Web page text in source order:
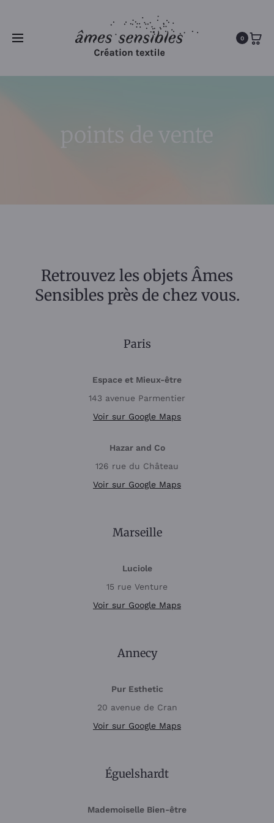
0
points de vente
Retrouvez les objets Âmes
Sensibles près de chez vous.
Paris
Espace et Mieux-être
143 avenue Parmentier
Voir sur Google Maps
Hazar and Co
126 rue du Château
Voir sur Google Maps
Marseille
Luciole
15 rue Venture
Voir sur Google Maps
Annecy
Pur Esthetic
20 avenue de Cran
Voir sur Google Maps
Éguelshardt
Mademoiselle Bien-être